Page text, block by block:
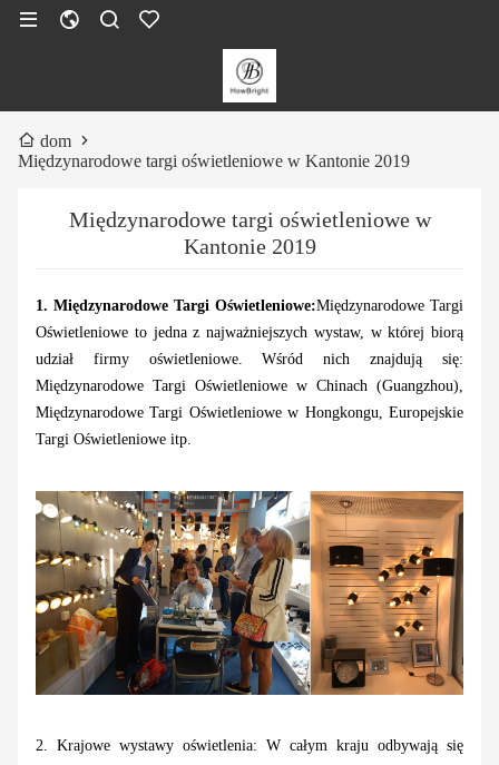
dom
Międzynarodowe targi oświetleniowe w Kantonie 2019
Międzynarodowe targi oświetleniowe w
Kantonie 2019
1. Międzynarodowe Targi Oświetleniowe:Międzynarodowe Targi
Oświetleniowe to jedna z najważniejszych wystaw, w której biorą
udział firmy oświetleniowe. Wśród nich znajdują się:
Międzynarodowe Targi Oświetleniowe w Chinach (Guangzhou),
Międzynarodowe Targi Oświetleniowe w Hongkongu, Europejskie
Targi Oświetleniowe itp.
2. Krajowe wystawy oświetlenia: W całym kraju odbywają się